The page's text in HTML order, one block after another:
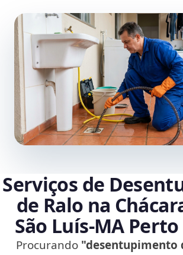
Serviços de
de Ralo na
São Luís‑MA
Procurando "desentupimento